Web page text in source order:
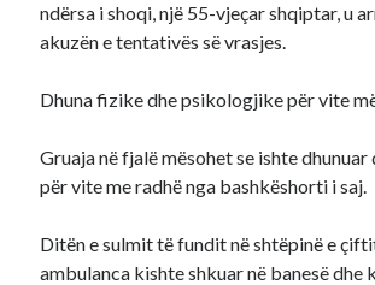
ndërsa i shoqi, një 55-vjeçar shqiptar, u
akuzën e tentativës së vrasjes.
Dhuna fizike dhe psikologjike për vite
Gruaja në fjalë mësohet se ishte dhunuar
për vite me radhë nga bashkëshorti i saj.
Ditën e sulmit të fundit në shtëpinë e
ambulanca kishte shkuar në banesë dhe